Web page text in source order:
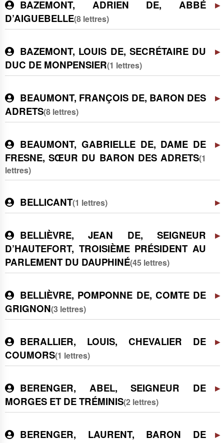
BAZEMONT, ADRIEN DE, ABBÉ
D’AIGUEBELLE(8 lettres)
BAZEMONT, LOUIS DE, SECRÉTAIRE DU
DUC DE MONPENSIER(1 lettres)
BEAUMONT, FRANÇOIS DE, BARON DES
ADRETS(8 lettres)
BEAUMONT, GABRIELLE DE, DAME DE
FRESNE, SŒUR DU BARON DES ADRETS(1
lettres)
BELLICANT(1 lettres)
BELLIÈVRE, JEAN DE, SEIGNEUR
D’HAUTEFORT, TROISIÈME PRÉSIDENT AU
PARLEMENT DU DAUPHINÉ(45 lettres)
BELLIÈVRE, POMPONNE DE, COMTE DE
GRIGNON(3 lettres)
BERALLIER, LOUIS, CHEVALIER DE
COUMORS(1 lettres)
BERENGER, ABEL, SEIGNEUR DE
MORGES ET DE TRÉMINIS(2 lettres)
BERENGER, LAURENT, BARON DE